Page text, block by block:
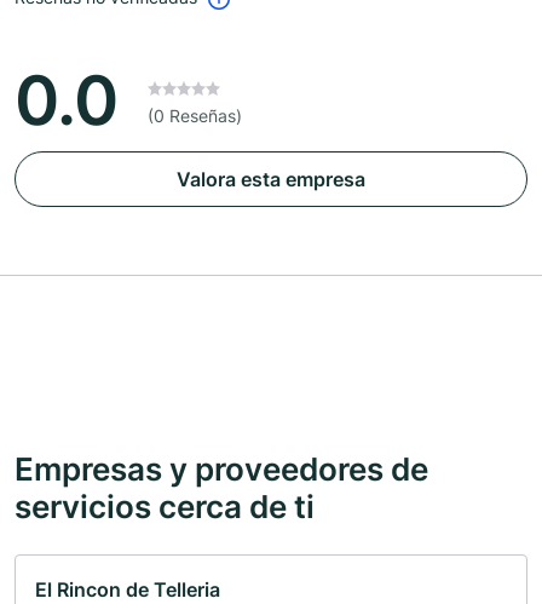
0.0 (0 Reseñas)
Valora esta empresa
Empresas y proveedores de
servicios cerca de ti
El Rincon de Telleria